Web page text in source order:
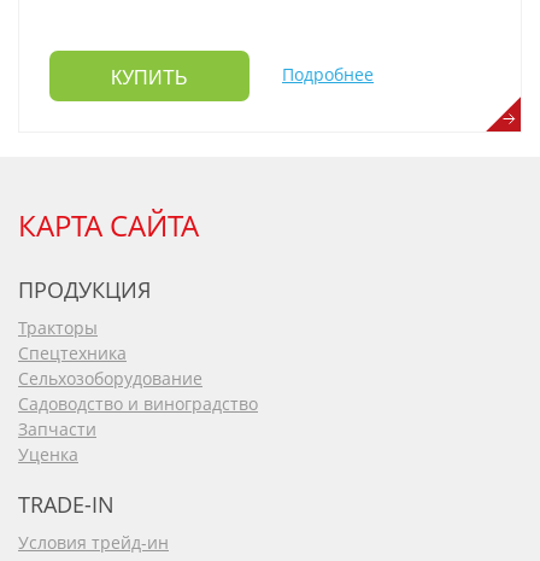
КУПИТЬ Подробнее
КАРТА САЙТА
ПРОДУКЦИЯ
Тракторы
Спецтехника
Сельхозоборудование
Садоводство и виноградство
Запчасти
Уценка
TRADE-IN
Условия трейд-ин